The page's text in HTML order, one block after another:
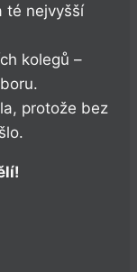
té nejvyšší
kolegů –
protože bez